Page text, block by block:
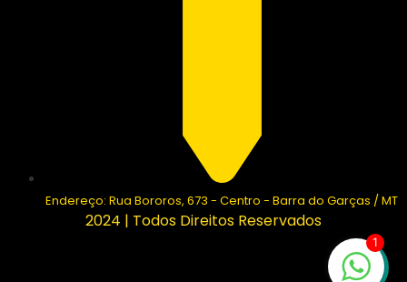
Endereço: Rua Bororos, 673 - Centro - Barra do Garças / MT
2024 | Todos Direitos Reservados
1